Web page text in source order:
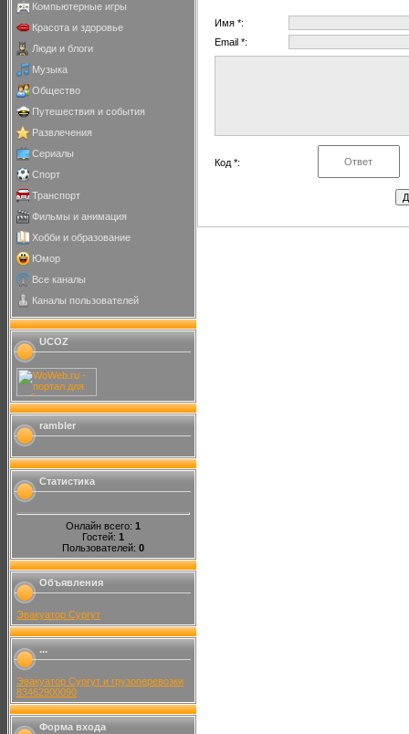
Компьютерные игры
Красота и здоровье
Люди и блоги
Музыка
Общество
Путешествия и события
Развлечения
Сериалы
Спорт
Транспорт
Фильмы и анимация
Хобби и образование
Юмор
Все каналы
Каналы пользователей
UCOZ
rambler
Статистика
Онлайн всего: 1
Гостей: 1
Пользователей: 0
Объявления
Эвакуатор Сургут
...
Эвакуатор Сургут и грузоперевозки
83462900090
Форма входа
Имя *:
Email *:
Код *: